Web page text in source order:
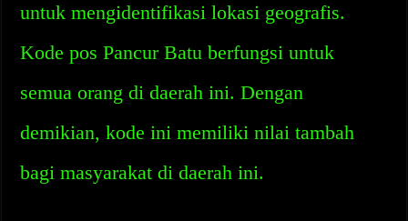
untuk mengidentifikasi lokasi geografis.
Kode pos Pancur Batu berfungsi untuk
semua orang di daerah ini. Dengan
demikian, kode ini memiliki nilai tambah
bagi masyarakat di daerah ini.